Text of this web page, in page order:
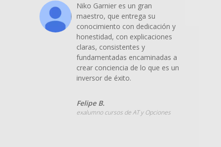
Niko Garnier es un gran
maestro, que entrega su
conocimiento con dedicación y
honestidad, con explicaciones
claras, consistentes y
fundamentadas encaminadas a
crear conciencia de lo que es un
inversor de éxito.
Felipe B.
exalumno cursos de AT y Opciones